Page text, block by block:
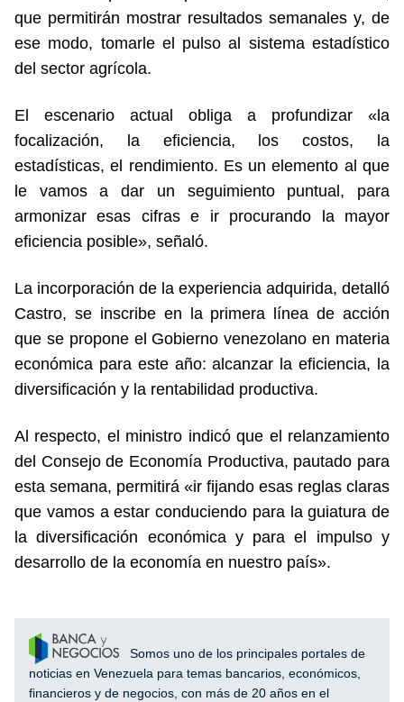
que permitirán mostrar resultados semanales y, de
ese modo, tomarle el pulso al sistema estadístico
del sector agrícola.
El escenario actual obliga a profundizar «la
focalización, la eficiencia, los costos, la
estadísticas, el rendimiento. Es un elemento al que
le vamos a dar un seguimiento puntual, para
armonizar esas cifras e ir procurando la mayor
eficiencia posible», señaló.
La incorporación de la experiencia adquirida, detalló
Castro, se inscribe en la primera línea de acción
que se propone el Gobierno venezolano en materia
económica para este año: alcanzar la eficiencia, la
diversificación y la rentabilidad productiva.
Al respecto, el ministro indicó que el relanzamiento
del Consejo de Economía Productiva, pautado para
esta semana, permitirá «ir fijando esas reglas claras
que vamos a estar conduciendo para la guiatura de
la diversificación económica y para el impulso y
desarrollo de la economía en nuestro país».
Somos uno de los principales portales de
noticias en Venezuela para temas bancarios, económicos,
financieros y de negocios, con más de 20 años en el